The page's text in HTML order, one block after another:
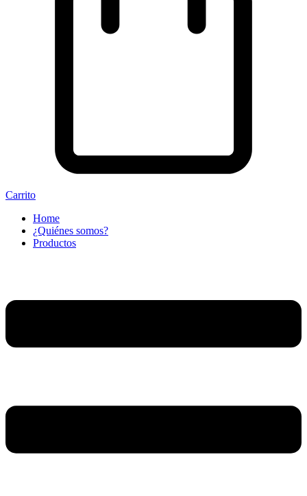
Carrito
Home
¿Quiénes somos?
Productos